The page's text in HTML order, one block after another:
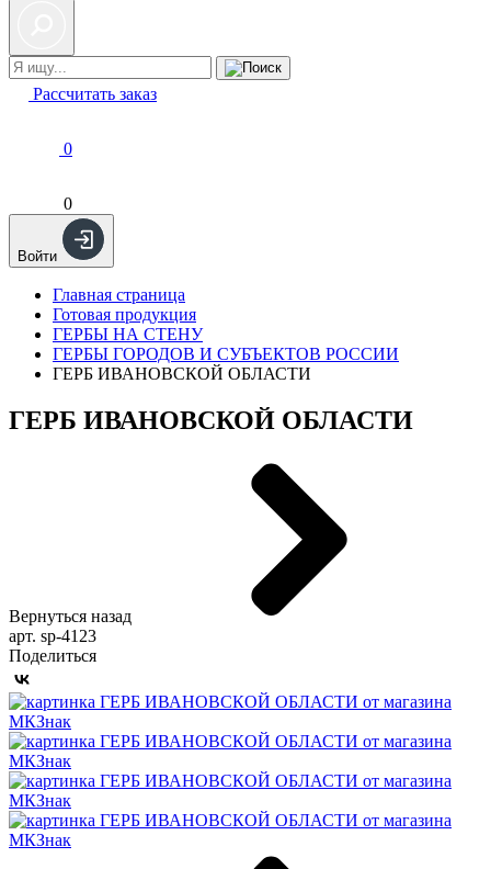
Рассчитать заказ
0
0
Войти
Главная страница
Готовая продукция
ГЕРБЫ НА СТЕНУ
ГЕРБЫ ГОРОДОВ И СУБЪЕКТОВ РОССИИ
ГЕРБ ИВАНОВСКОЙ ОБЛАСТИ
ГЕРБ ИВАНОВСКОЙ ОБЛАСТИ
Вернуться назад
арт. sp-4123
Поделиться